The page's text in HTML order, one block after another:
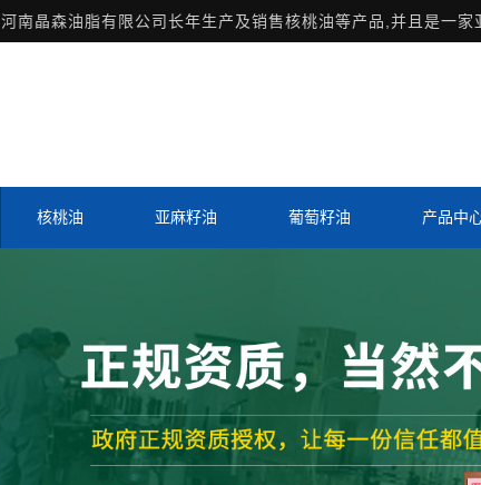
河南晶森油脂有限公司长年生产及销售核桃油等产品,并且是一
核桃油 亚麻籽油 葡萄籽油 产品中